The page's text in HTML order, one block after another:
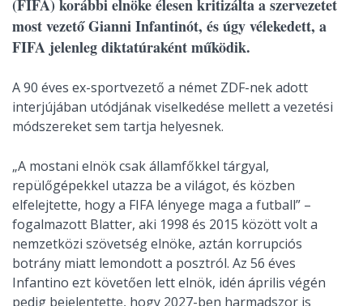
(FIFA) korábbi elnöke élesen kritizálta a szervezetet
most vezető Gianni Infantinót, és úgy vélekedett, a
FIFA jelenleg diktatúraként működik.
A 90 éves ex-sportvezető a német ZDF-nek adott
interjújában utódjának viselkedése mellett a vezetési
módszereket sem tartja helyesnek.
„A mostani elnök csak államfőkkel tárgyal,
repülőgépekkel utazza be a világot, és közben
elfelejtette, hogy a FIFA lényege maga a futball” –
fogalmazott Blatter, aki 1998 és 2015 között volt a
nemzetközi szövetség elnöke, aztán korrupciós
botrány miatt lemondott a posztról. Az 56 éves
Infantino ezt követően lett elnök, idén április végén
pedig bejelentette, hogy 2027-ben harmadszor is